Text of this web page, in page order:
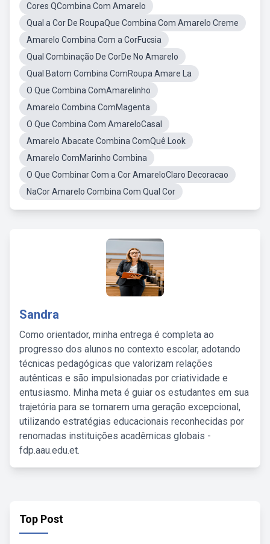
Cores QCombina Com Amarelo
Qual a Cor De RoupaQue Combina Com Amarelo Creme
Amarelo Combina Com a CorFucsia
Qual Combinação De CorDe No Amarelo
Qual Batom Combina ComRoupa Amare La
O Que Combina ComAmarelinho
Amarelo Combina ComMagenta
O Que Combina Com AmareloCasal
Amarelo Abacate Combina ComQuê Look
Amarelo ComMarinho Combina
O Que Combinar Com a Cor AmareloClaro Decoracao
NaCor Amarelo Combina Com Qual Cor
Sandra
Como orientador, minha entrega é completa ao
progresso dos alunos no contexto escolar, adotando
técnicas pedagógicas que valorizam relações
autênticas e são impulsionadas por criatividade e
entusiasmo. Minha meta é guiar os estudantes em sua
trajetória para se tornarem uma geração excepcional,
utilizando estratégias educacionais reconhecidas por
renomadas instituições acadêmicas globais -
fdp.aau.edu.et.
Top Post